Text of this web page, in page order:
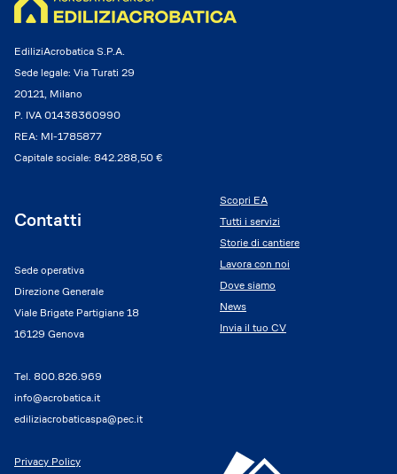
EdiliziAcrobatica S.P.A.
Sede legale: Via Turati 29
20121, Milano
P. IVA 01438360990
REA: MI-1785877
Capitale sociale: 842.288,50 €
Contatti
Sede operativa
Direzione Generale
Viale Brigate Partigiane 18
16129 Genova
Tel. 800.826.969
info@acrobatica.it
ediliziacrobaticaspa@pec.it
Scopri EA
Tutti i servizi
Storie di cantiere
Lavora con noi
Dove siamo
News
Invia il tuo CV
Privacy Policy